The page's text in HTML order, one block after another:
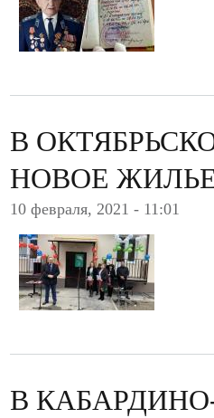
В
НОВОЕ
10 февраля, 2021 - 11:01
В